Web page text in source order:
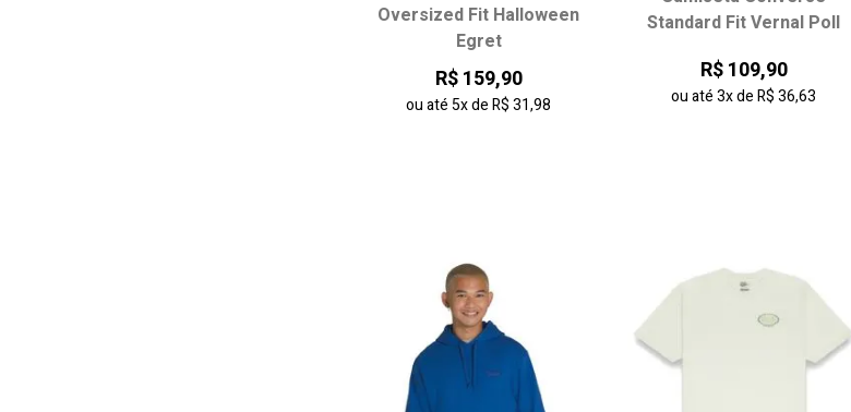
Escolha seu tamanho:
P M
GG
Oversized Fit Halloween
Egret
R$ 159,90
ou até5xdeR$ 31,98
Standard Fit Vernal Poll
R$ 109,90
ou até3xdeR$ 36,63